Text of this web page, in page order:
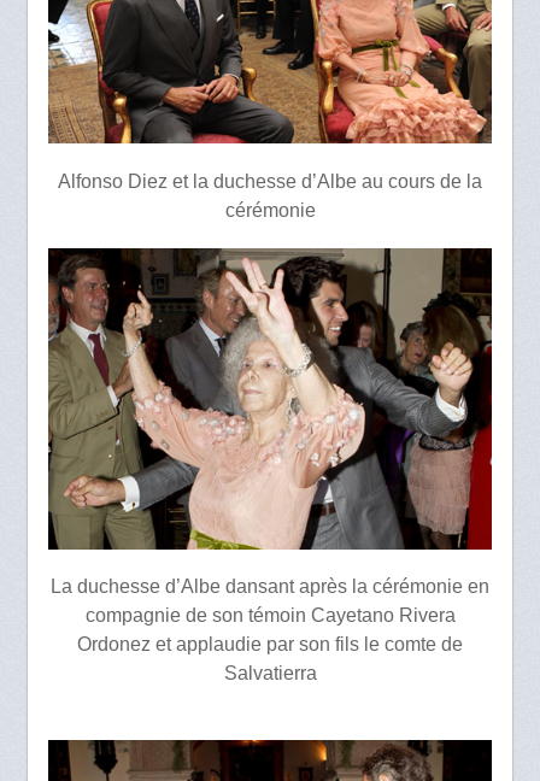
Alfonso Diez et la duchesse d’Albe au cours de la
cérémonie
La duchesse d’Albe dansant après la cérémonie en
compagnie de son témoin Cayetano Rivera
Ordonez et applaudie par son fils le comte de
Salvatierra